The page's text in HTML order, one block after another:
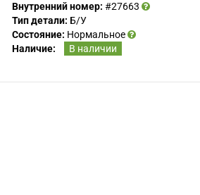
Внутренний номер: #27663
Тип детали: Б/У
Состояние: Нормальное
Наличие:
В наличии